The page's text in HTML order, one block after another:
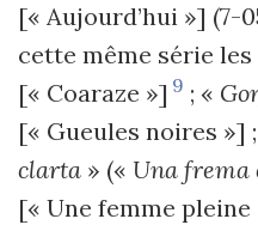
[« Aujourd’hui »] (7-
cette même série les
[« Coaraze »] 9 ; «
[« Gueules noires »]
clarta » (« Una frema
[« Une femme